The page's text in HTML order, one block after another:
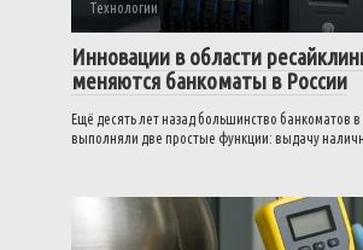
Технологии
Инновации в области
меняются банкоматы в России
Ещё десять лет назад большинство банкоматов в
выполняли две простые функции: выдачу